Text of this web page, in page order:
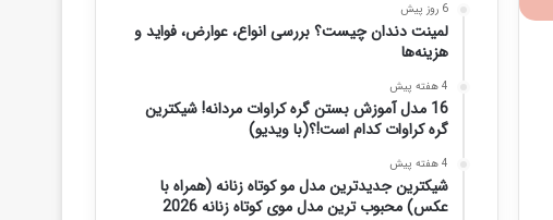
6 روز پیش
لمینت دندان چیست؟ بررسی انواع، عوارض، فواید و
هزینه‌ها
4 هفته پیش
16 مدل آموزش بستن گره کراوات مردانه! شیکترین
گره کراوات کدام است!؟(با ویدیو)
4 هفته پیش
شیکترین جدیدترین مدل مو کوتاه زنانه (همراه با
عکس) محبوب ترین مدل موی کوتاه زنانه 2026